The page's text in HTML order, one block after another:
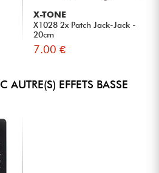
X-TONE
X1028 2x Patch Jack-Jack -
20cm
7.00 €
AUTRE(S) EFFETS BASSE